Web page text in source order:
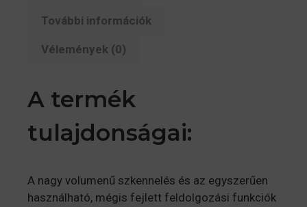
További információk
Vélemények (0)
A termék
tulajdonságai:
A nagy volumenű szkennelés és az egyszerűen
használható, mégis fejlett feldolgozási funkciók